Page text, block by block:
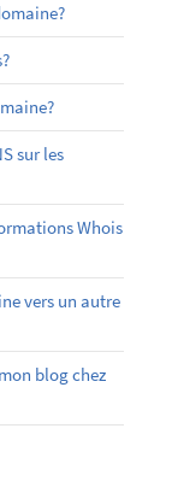
sur les
Whois
vers un autre
blog chez